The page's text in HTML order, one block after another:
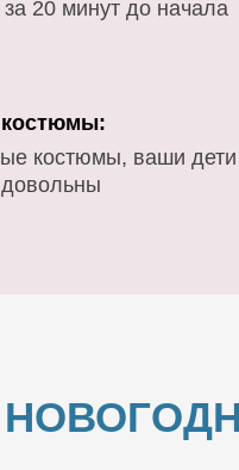
20 минут до начала
костюмы, ваши дети
довольны